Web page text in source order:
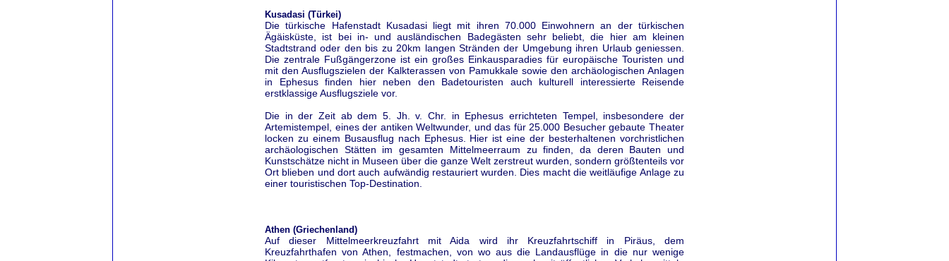
Kusadasi (Türkei)
Die türkische Hafenstadt Kusadasi liegt mit ihren 70.000 Einwohnern an der türkischen
Ägäisküste, ist bei in- und ausländischen Badegästen sehr beliebt, die hier am kleinen
Stadtstrand oder den bis zu 20km langen Stränden der Umgebung ihren Urlaub geniessen.
Die zentrale Fußgängerzone ist ein großes Einkausparadies für europäische Touristen und
mit den Ausflugszielen der Kalkterassen von Pamukkale sowie den archäologischen Anlagen
in Ephesus finden hier neben den Badetouristen auch kulturell interessierte Reisende
erstklassige Ausflugsziele vor.
Die in der Zeit ab dem 5. Jh. v. Chr. in Ephesus errichteten Tempel, insbesondere der
Artemistempel, eines der antiken Weltwunder, und das für 25.000 Besucher gebaute Theater
locken zu einem Busausflug nach Ephesus. Hier ist eine der besterhaltenen vorchristlichen
archäologischen Stätten im gesamten Mittelmeerraum zu finden, da deren Bauten und
Kunstschätze nicht in Museen über die ganze Welt zerstreut wurden, sondern größtenteils vor
Ort blieben und dort auch aufwändig restauriert wurden. Dies macht die weitläufige Anlage zu
einer touristischen Top-Destination.
Athen (Griechenland)
Auf dieser Mittelmeerkreuzfahrt mit Aida wird ihr Kreuzfahrtschiff in Piräus, dem
Kreuzfahrthafen von Athen, festmachen, von wo aus die Landausflüge in die nur wenige